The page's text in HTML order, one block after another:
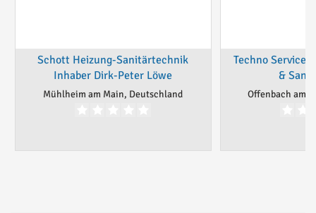
Schott Heizung-Sanitärtechnik
Inhaber Dirk-Peter Löwe
Mühlheim am Main, Deutschland
Techno Service
&
Offenbach am